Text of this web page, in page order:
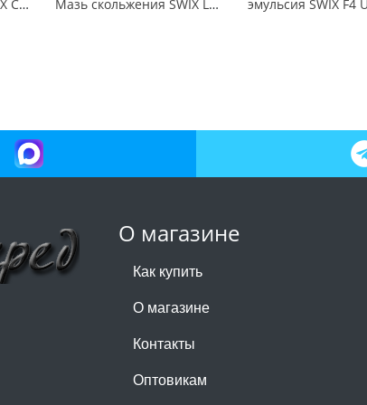
Мазь скольжения SWIX CH6X Blue -5C / -10C 60гр Мазь скольжения SWIX LF7X Violet -2C / -8C 60гр
О магазине
Как купить
О магазине
Контакты
Оптовикам